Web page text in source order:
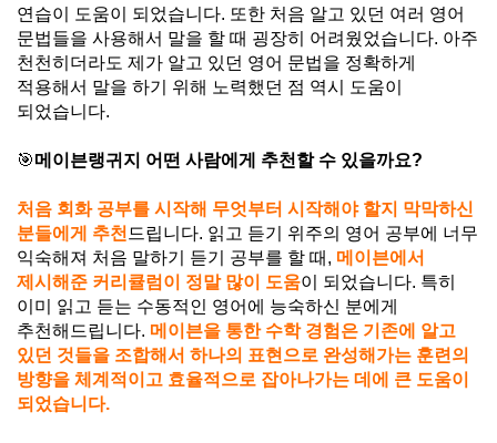
연습이 도움이 되었습니다. 또한 처음 알고 있던 여러 영어
문법들을 사용해서 말을 할 때 굉장히 어려웠었습니다. 아주
천천히더라도 제가 알고 있던 영어 문법을 정확하게
적용해서 말을 하기 위해 노력했던 점 역시 도움이
되었습니다.
🎯메이븐랭귀지 어떤 사람에게 추천할 수 있을까요?
처음 회화 공부를 시작해 무엇부터 시작해야 할지 막막하신
분들에게 추천 드립니다. 읽고 듣기 위주의 영어 공부에 너무
익숙해져 처음 말하기 듣기 공부를 할 때 , 메이븐에서
제시해준 커리큘럼이 정말 많이 도움이 되었습니다. 특히
이미 읽고 듣는 수동적인 영어에 능숙하신 분에게
추천해드립니다. 메이븐을 통한 수학 경험은 기존에 알고
있던 것들을 조합해서 하나의 표현으로 완성해가는 훈련의
방향을 체계적이고 효율적으로 잡아나가는 데에 큰 도움이
되었습니다.